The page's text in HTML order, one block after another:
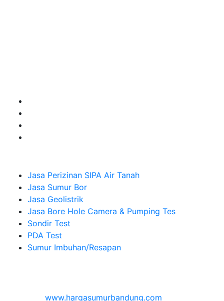
Jasa Perizinan SIPA Air Tanah
Jasa Sumur Bor
Jasa Geolistrik
Jasa Bore Hole Camera & Pumping Tes
Sondir Test
PDA Test
Sumur Imbuhan/Resapan
www.hargasumurbandung.com